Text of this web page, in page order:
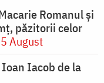
Romanul și
păzitorii celor
August
Iacob de la